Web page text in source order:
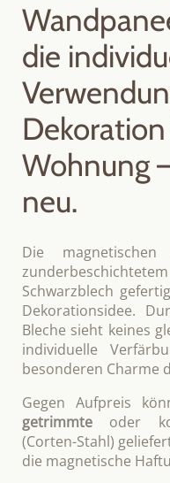
die
Wohnung
neu.
Die
Schwarzblech
Dekorationsidee.
Bleche sieht keines
individuelle
besonderen Charme
Gegen Aufpreis
getrimmte oder
(Corten-Stahl)
die magnetische